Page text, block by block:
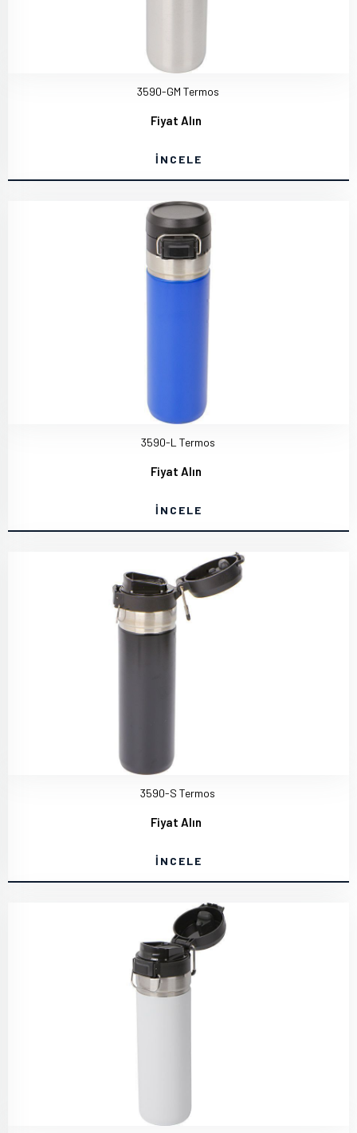
3590-GM Termos
Fiyat Alın
İNCELE
3590-L Termos
Fiyat Alın
İNCELE
3590-S Termos
Fiyat Alın
İNCELE